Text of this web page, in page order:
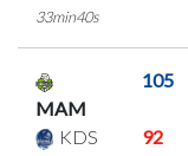
33min40s
MAM
105
KDS 92